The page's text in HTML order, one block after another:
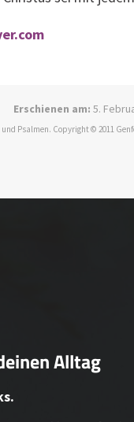
Erschienen am: 5.
Psalmen. Copyright © 2011
Alltag